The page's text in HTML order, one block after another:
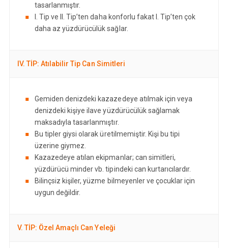
tasarlanmıştır.
I. Tip ve II. Tip’ten daha konforlu fakat I. Tip’ten çok
daha az yüzdürücülük sağlar.
IV. TİP: Atılabilir Tip Can Simitleri
Gemiden denizdeki kazazedeye atılmak için veya
denizdeki kişiye ilave yüzdürücülük sağlamak
maksadıyla tasarlanmıştır.
Bu tipler giysi olarak üretilmemiştir. Kişi bu tipi
üzerine giymez.
Kazazedeye atılan ekipmanlar; can simitleri,
yüzdürücü minder vb. tipindeki can kurtarıcılardır.
Bilinçsiz kişiler, yüzme bilmeyenler ve çocuklar için
uygun değildir.
V. TİP: Özel Amaçlı Can Yeleği